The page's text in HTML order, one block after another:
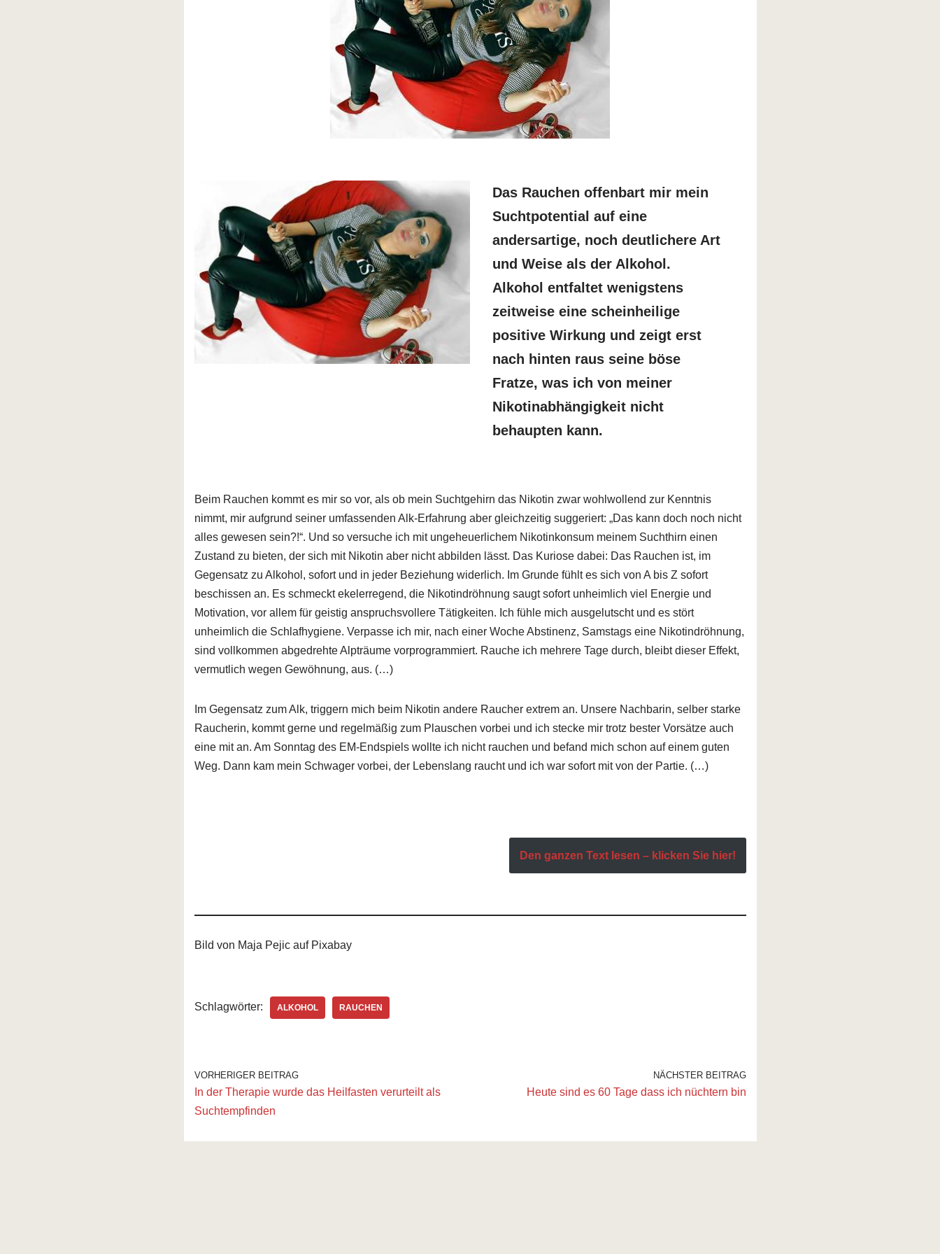
Das Rauchen offenbart mir mein
Suchtpotential auf eine
andersartige, noch deutlichere Art
und Weise als der Alkohol.
Alkohol entfaltet wenigstens
zeitweise eine scheinheilige
positive Wirkung und zeigt erst
nach hinten raus seine böse
Fratze, was ich von meiner
Nikotinabhängigkeit nicht
behaupten kann.
Beim Rauchen kommt es mir so vor, als ob mein Suchtgehirn das Nikotin zwar wohlwollend zur Kenntnis
nimmt, mir aufgrund seiner umfassenden Alk-Erfahrung aber gleichzeitig suggeriert: „Das kann doch noch nicht
alles gewesen sein?!“. Und so versuche ich mit ungeheuerlichem Nikotinkonsum meinem Suchthirn einen
Zustand zu bieten, der sich mit Nikotin aber nicht abbilden lässt. Das Kuriose dabei: Das Rauchen ist, im
Gegensatz zu Alkohol, sofort und in jeder Beziehung widerlich. Im Grunde fühlt es sich von A bis Z sofort
beschissen an. Es schmeckt ekelerregend, die Nikotindröhnung saugt sofort unheimlich viel Energie und
Motivation, vor allem für geistig anspruchsvollere Tätigkeiten. Ich fühle mich ausgelutscht und es stört
unheimlich die Schlafhygiene. Verpasse ich mir, nach einer Woche Abstinenz, Samstags eine Nikotindröhnung,
sind vollkommen abgedrehte Alpträume vorprogrammiert. Rauche ich mehrere Tage durch, bleibt dieser Effekt,
vermutlich wegen Gewöhnung, aus. (…)
Im Gegensatz zum Alk, triggern mich beim Nikotin andere Raucher extrem an. Unsere Nachbarin, selber starke
Raucherin, kommt gerne und regelmäßig zum Plauschen vorbei und ich stecke mir trotz bester Vorsätze auch
eine mit an. Am Sonntag des EM-Endspiels wollte ich nicht rauchen und befand mich schon auf einem guten
Weg. Dann kam mein Schwager vorbei, der Lebenslang raucht und ich war sofort mit von der Partie. (…)
Den ganzen Text lesen – klicken Sie hier!
Bild von Maja Pejic auf Pixabay
Schlagwörter: ALKOHOL RAUCHEN
VORHERIGER BEITRAG
In der Therapie wurde das Heilfasten verurteilt als
Suchtempfinden
NÄCHSTER BEITRAG
Heute sind es 60 Tage dass ich nüchtern bin